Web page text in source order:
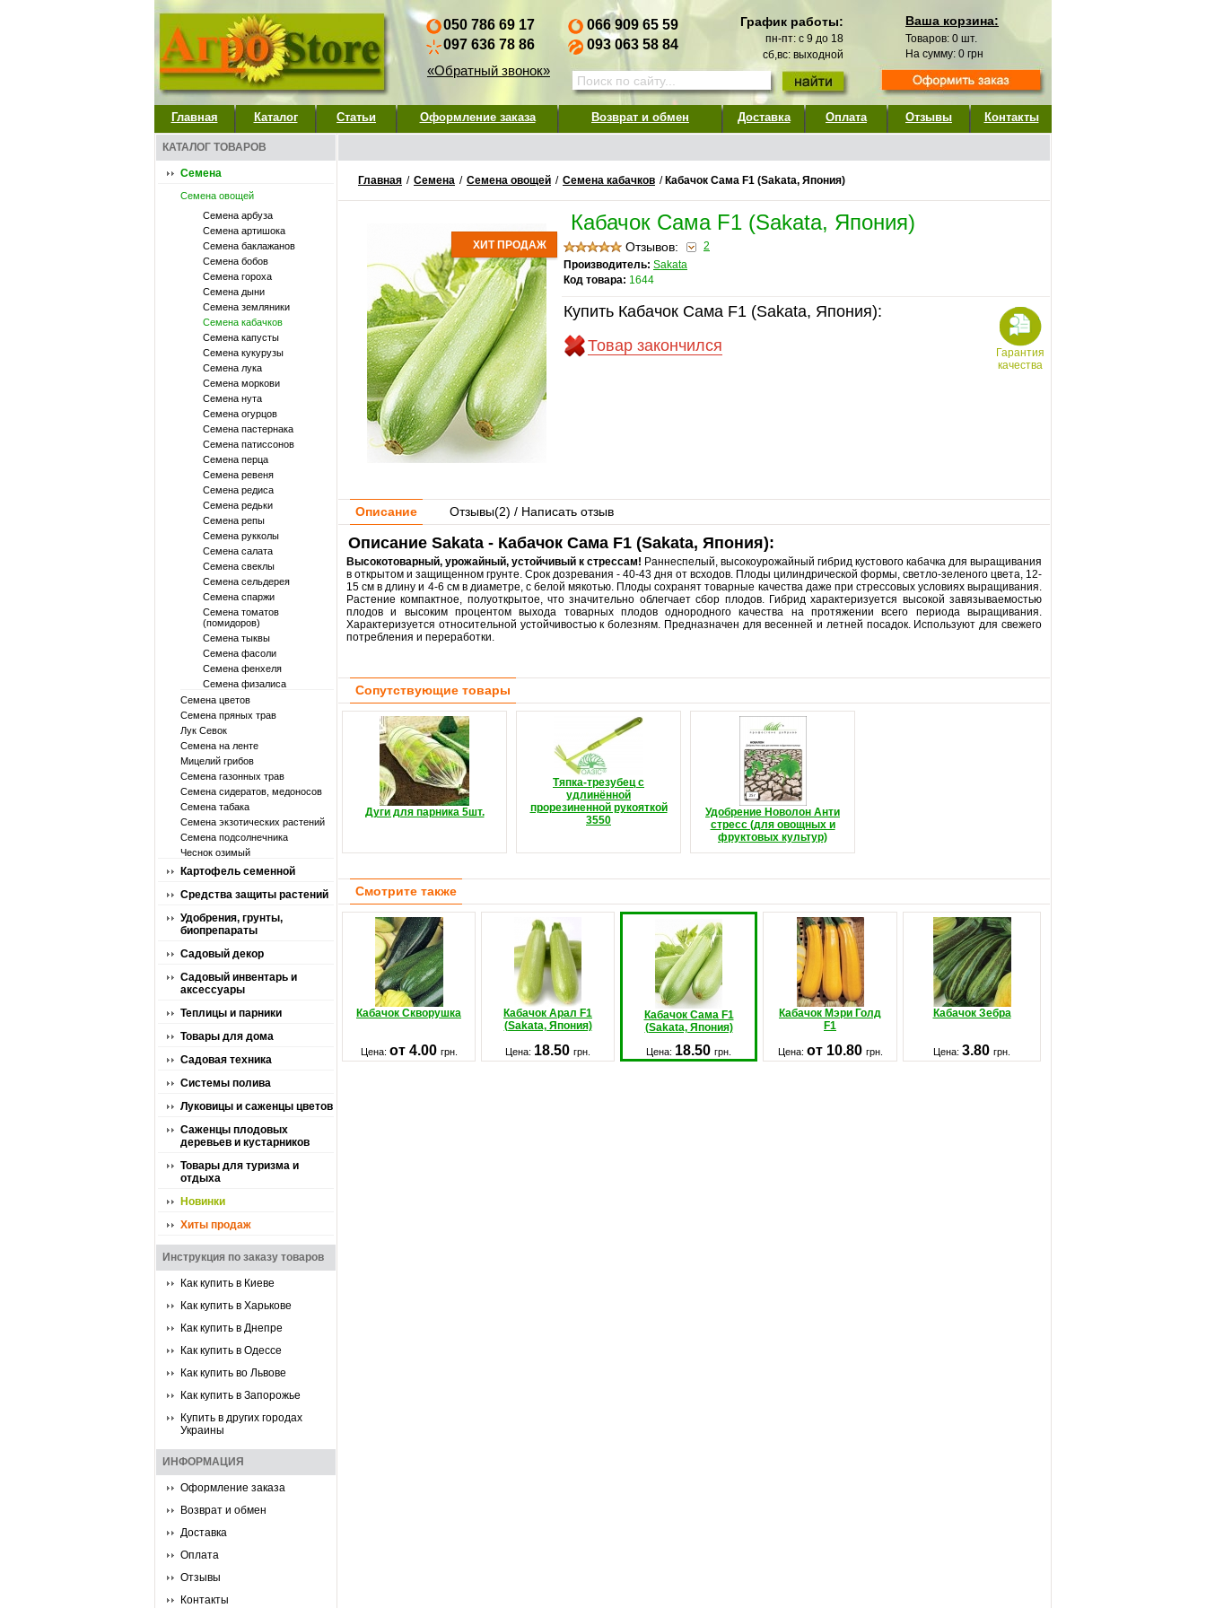
050 786 69 17
097 636 78 86
«Обратный звонок»
066 909 65 59
093 063 58 84
График работы:
пн-пт: с 9 до 18
сб,вс: выходной
Ваша корзина:
Товаров: 0 шт.
На сумму: 0 грн
Главная Каталог Статьи Оформление заказа Возврат и обмен Доставка Оплата Отзывы Контакты
КАТАЛОГ ТОВАРОВ
Семена
Семена овощей
Семена арбуза
Семена артишока
Семена баклажанов
Семена бобов
Семена гороха
Семена дыни
Семена земляники
Семена кабачков
Семена капусты
Семена кукурузы
Семена лука
Семена моркови
Семена нута
Семена огурцов
Семена пастернака
Семена патиссонов
Семена перца
Семена ревеня
Семена редиса
Семена редьки
Семена репы
Семена рукколы
Семена салата
Семена свеклы
Семена сельдерея
Семена спаржи
Семена томатов
(помидоров)
Семена тыквы
Семена фасоли
Семена фенхеля
Семена физалиса
Семена цветов
Семена пряных трав
Лук Севок
Семена на ленте
Мицелий грибов
Семена газонных трав
Семена сидератов, медоносов
Семена табака
Семена экзотических растений
Семена подсолнечника
Чеснок озимый
Картофель семенной
Средства защиты растений
Удобрения, грунты,
биопрепараты
Садовый декор
Садовый инвентарь и
аксессуары
Теплицы и парники
Товары для дома
Садовая техника
Системы полива
Луковицы и саженцы цветов
Саженцы плодовых
деревьев и кустарников
Товары для туризма и
отдыха
Новинки
Хиты продаж
Инструкция по заказу товаров
Как купить в Киеве
Как купить в Харькове
Как купить в Днепре
Как купить в Одессе
Как купить во Львове
Как купить в Запорожье
Купить в других городах
Украины
ИНФОРМАЦИЯ
Оформление заказа
Возврат и обмен
Доставка
Оплата
Отзывы
Контакты
Главная / Семена / Семена овощей / Семена кабачков / Кабачок Сама F1 (Sakata, Япония)
ХИТ ПРОДАЖ
Кабачок Сама F1 (Sakata, Япония)
Отзывов:
2
Производитель: Sakata
Код товара: 1644
Купить Кабачок Сама F1 (Sakata, Япония):
Товар закончился
Гарантия
качества
Описание Отзывы(2) / Написать отзыв
Описание Sakata - Кабачок Сама F1 (Sakata, Япония):
Высокотоварный, урожайный, устойчивый к стрессам! Раннеспелый, высокоурожайный гибрид кустового кабачка для выращивания
в открытом и защищенном грунте. Срок дозревания - 40-43 дня от всходов. Плоды цилиндрической формы, светло-зеленого цвета, 12-
15 см в длину и 4-6 см в диаметре, с белой мякотью. Плоды сохранят товарные качества даже при стрессовых условиях выращивания.
Растение компактное, полуоткрытое, что значительно облегчает сбор плодов. Гибрид характеризуется высокой завязываемостью
плодов и высоким процентом выхода товарных плодов однородного качества на протяжении всего периода выращивания.
Характеризуется относительной устойчивостью к болезням. Предназначен для весенней и летней посадок. Используют для свежего
потребления и переработки.
Сопутствующие товары
Дуги для парника 5шт.
Тяпка-трезубец с
удлинённой
прорезиненной рукояткой
3550
Удобрение Новолон Анти
стресс (для овощных и
фруктовых культур)
Смотрите также
Кабачок Скворушка
Кабачок Арал F1
(Sakata, Япония)
Кабачок Сама F1
(Sakata, Япония)
Кабачок Мэри Голд
F1
Кабачок Зебра
Цена: от 4.00 грн. Цена: 18.50 грн. Цена: 18.50 грн. Цена: от 10.80 грн. Цена: 3.80 грн.